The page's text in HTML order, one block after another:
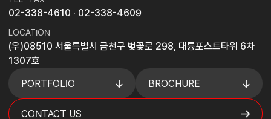
02-338-4610 · 02-338-4609
LOCATION
(우)08510 서울특별시 금천구 벚꽃로 298, 대륭포스트타워 6차
1307호
PORTFOLIO
BROCHURE
CONTACT US